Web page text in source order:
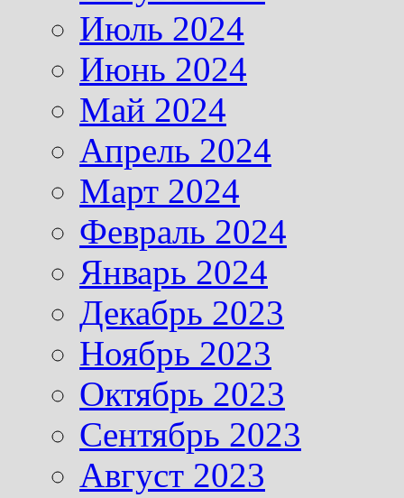
Июль 2024
Июнь 2024
Май 2024
Апрель 2024
Март 2024
Февраль 2024
Январь 2024
Декабрь 2023
Ноябрь 2023
Октябрь 2023
Сентябрь 2023
Август 2023